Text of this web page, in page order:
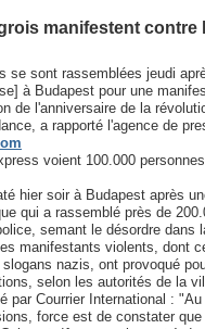
manifestent contre
se sont rassemblées jeudi
à Budapest pour une
de l'anniversaire de la
a rapporté l'agence de
voient 100.000
hier soir à Budapest après
qui a rassemblé près de
semant le désordre dans
manifestants violents, dont
nazis, ont provoqué
selon les autorités de la
par Courrier International :
force est de constater